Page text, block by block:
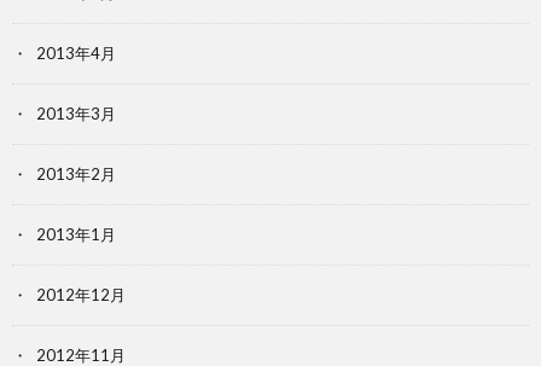
2013年4月
2013年3月
2013年2月
2013年1月
2012年12月
2012年11月